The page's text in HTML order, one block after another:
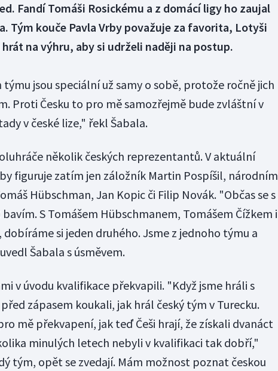
Fandí Tomáši Rosickému a z domácí ligy ho zaujal
Tým kouče Pavla Vrby považuje za favorita, Lotyši
na výhru, aby si udrželi naději na postup.
jsou speciální už samy o sobě, protože ročně jich
Proti Česku to pro mě samozřejmě bude zvláštní v
v české lize," řekl Šabala.
několik českých reprezentantů. V aktuální
figuruje zatím jen záložník Martin Pospíšil, národním
Hübschman, Jan Kopic či Filip Novák. "Občas se s
S Tomášem Hübschmanem, Tomášem Čížkem i
si jeden druhého. Jsme z jednoho týmu a
Šabala s úsměvem.
v úvodu kvalifikace překvapili. "Když jsme hráli s
zápasem koukali, jak hrál český tým v Turecku.
mě překvapení, jak teď Češi hrají, že získali dvanáct
minulých letech nebyli v kvalifikaci tak dobří,"
tým, opět se zvedají. Mám možnost poznat českou